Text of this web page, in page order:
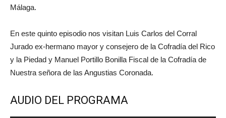
Málaga.
En este quinto episodio nos visitan Luis Carlos del Corral
Jurado ex-hermano mayor y consejero de la Cofradía del Rico
y la Piedad y Manuel Portillo Bonilla Fiscal de la Cofradía de
Nuestra señora de las Angustias Coronada.
AUDIO DEL PROGRAMA